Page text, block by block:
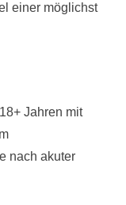
einer möglichst
Jahren mit
nach akuter